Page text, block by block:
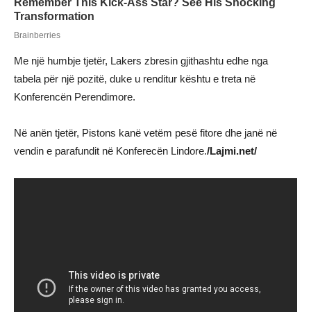
Me një humbje tjetër, Lakers zbresin gjithashtu edhe nga
tabela për një pozitë, duke u renditur kështu e treta në
Konferencën Perendimore.
Në anën tjetër, Pistons kanë vetëm pesë fitore dhe janë në
vendin e parafundit në Konferecën Lindore./Lajmi.net/